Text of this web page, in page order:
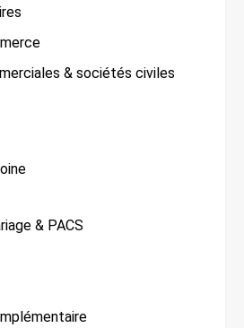
& sociétés civiles
& PACS